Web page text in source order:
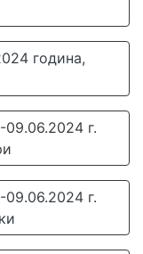
година,
г.
г.